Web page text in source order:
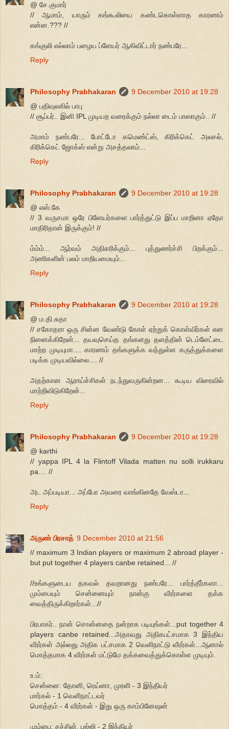
@ சே.குமார்
// ஆமாம், யாரும் கங்கூலியை கண்டகொள்ளாத காரணம்
என்ன.??? //
கங்குலி எல்லாம் பழைய ப்ளேயர் ஆகிவிட்டார் நண்பரே...
Reply
Philosophy Prabhakaran
9 December 2010 at 19:28
@ பதிவுலகில் பாபு
// சூப்பர்.. இனி IPL முடியற வரைக்கும் நல்லா டைம் பாஸாகும்.. //
அமாம் நண்பரே... போட்டோ கமெண்ட்ஸ், கிரிக்கெட் அலசல்,
கிரிக்கெட் ஜோக்ஸ் என்று அசத்தலாம்...
Reply
Philosophy Prabhakaran
9 December 2010 at 19:28
@ எஸ்.கே
// 3 வருசமா ஒரே பிளேயர்களை பார்த்துட்டு இப்ப மாறினா ஏதோ
மாதிரிதான் இருக்கும்! //
ம்ம்ம்... ஆர்வம் அதிகரிக்கும்... புத்துணர்ச்சி பிறக்கும்...
அணிகளின் பலம் மாறியமையும்...
Reply
Philosophy Prabhakaran
9 December 2010 at 19:28
@ ம.தி.சுதா
// சகோதரா ஒரு சின்ன வேண்டு கோள் ஏற்றுக் கொள்விர்கள் என
நினைக்கிறேன்... தயவுசெய்த தங்களது தளத்தின் டெம்ளேட்டை
மாற்ற முடியுமா.... காரணம் தங்களுக்க வந்துள்ள கருத்துக்களை
படிக்க முடியவில்லை.... //
அதற்கான ஆராய்ச்சிகள் நடந்துவருகின்றன... கூடிய விரைவில்
மாற்றிவிடுகிறேன்...
Reply
Philosophy Prabhakaran
9 December 2010 at 19:28
@ karthi
// yappa IPL 4 la Flintoff Vilada matten nu solli irukkaru
pa.... //
அட அப்படியா... அப்போ அவரை வாங்கினதே வேஸ்டா...
Reply
அருண் பிரசாத் 9 December 2010 at 21:56
// maximum 3 Indian players or maximum 2 abroad player -
but put together 4 players canbe retained... //
//உங்களுடைய தகவல் தவறானது நண்பரே... பார்த்தீர்களா...
மும்பையும் சென்னையும் நான்கு வீரர்களை தக்க
வைத்திருக்கிறார்கள்...//
பிரபாகர்.. நான் சொன்னதை நன்றாக படியுங்கள்...put together 4
players canbe retained...அதாவது அதிகபட்சமாக 3 இந்திய
வீரர்கள் அல்லது அதிக பட்சமாக 2 வெளிநாட்டு வீரர்கள்...ஆனால்
மொத்தமாக 4 வீரர்கள் மட்டுமே தக்கவைத்துக்கொள்ள முடியும்.
உ.ம்:
சென்னை: தோனி, ரெய்னா, முரளி - 3 இந்தியர்
மார்கல் - 1 வெளிநாட்டவர்
மொத்தம் - 4 வீரர்கள் - இது ஒரு காம்பினேஷன்
மும்பை: சச்சின், பஜ்ஜி - 2 இந்தியர்